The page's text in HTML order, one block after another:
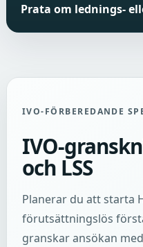
Prata om lednings-
IVO-FÖRBEREDANDE
IVO-
och LSS
Planerar du att starta
förutsättningslös
granskar ansökan